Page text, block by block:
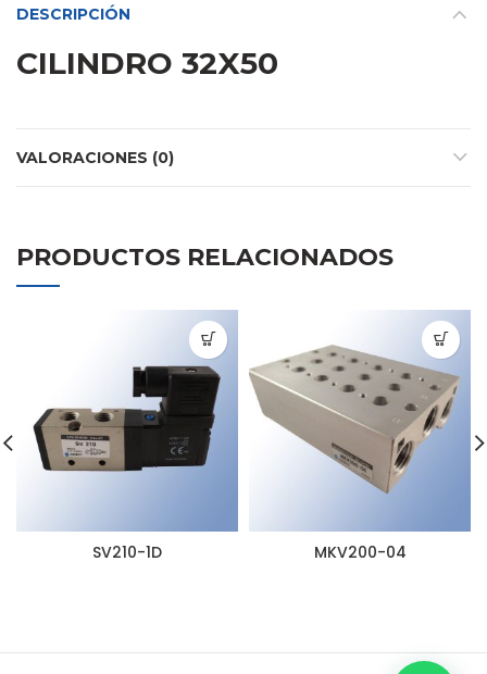
DESCRIPCIÓN
CILINDRO 32X50
VALORACIONES (0)
PRODUCTOS RELACIONADOS
SV210-1D MKV200-04